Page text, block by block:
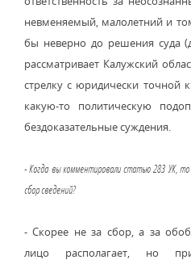
невменяемый, малолетний и
бы неверно до решения суда
рассматривает Калужский
стрелку с юридически точной
какую-то политическую
бездоказательные суждения.
- Когда вы комментировали статью 283 УК,
сбор сведений?
- Скорее не за сбор, а за
лицо располагает, но